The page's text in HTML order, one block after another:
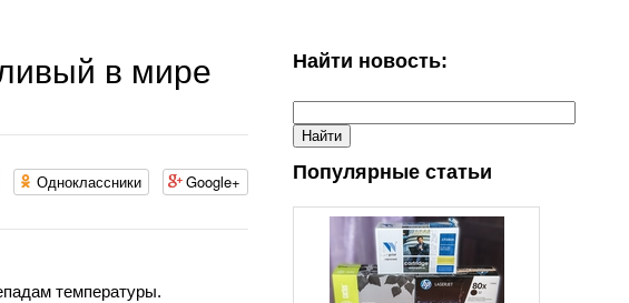
в мире
Одноклассники Google+
температуры.
Найти новость:
Популярные статьи